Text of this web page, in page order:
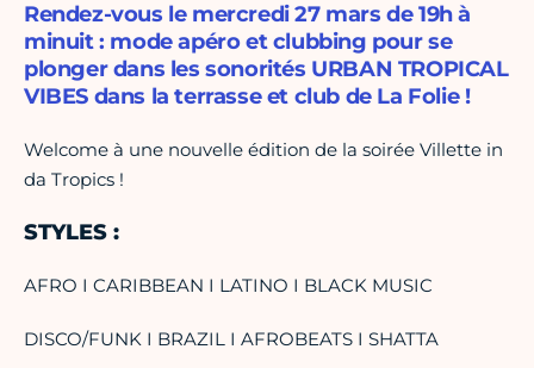
Rendez-vous le mercredi 27 mars de 19h à
minuit : mode apéro et clubbing pour se
plonger dans les sonorités URBAN TROPICAL
VIBES dans la terrasse et club de La Folie !
Welcome à une nouvelle édition de la soirée Villette in
da Tropics !
STYLES :
AFRO I CARIBBEAN I LATINO I BLACK MUSIC
DISCO/FUNK I BRAZIL I AFROBEATS I SHATTA